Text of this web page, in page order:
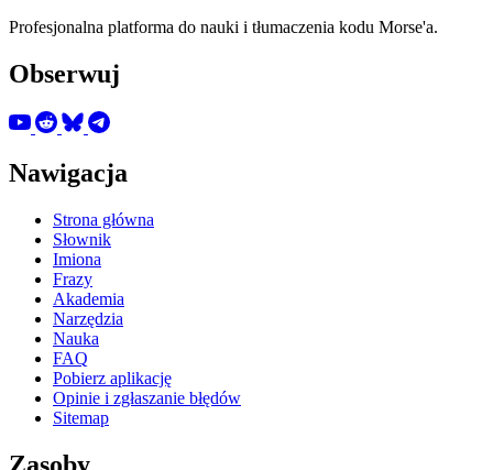
Profesjonalna platforma do nauki i tłumaczenia kodu Morse'a.
Obserwuj
Nawigacja
Strona główna
Słownik
Imiona
Frazy
Akademia
Narzędzia
Nauka
FAQ
Pobierz aplikację
Opinie i zgłaszanie błędów
Sitemap